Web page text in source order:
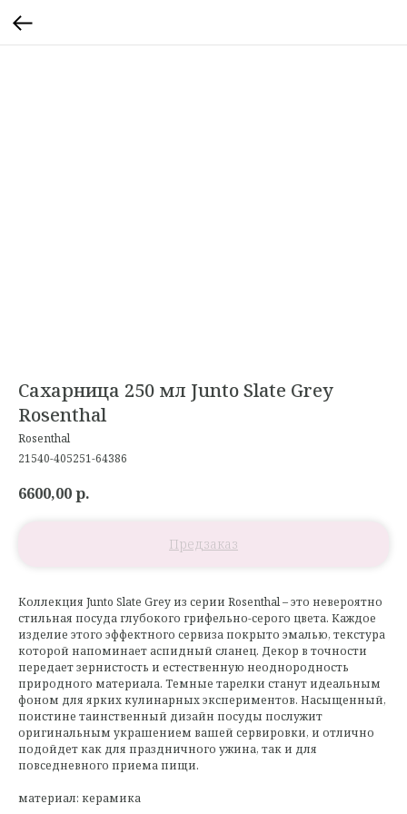
Сахарница 250 мл Junto Slate Grey
Rosenthal
Rosenthal
21540-405251-64386
6600,00р.
Коллекция Junto Slate Grey из серии Rosenthal – это невероятно
стильная посуда глубокого грифельно-серого цвета. Каждое
изделие этого эффектного сервиза покрыто эмалью, текстура
которой напоминает аспидный сланец. Декор в точности
передает зернистость и естественную неоднородность
природного материала. Темные тарелки станут идеальным
фоном для ярких кулинарных экспериментов. Насыщенный,
поистине таинственный дизайн посуды послужит
оригинальным украшением вашей сервировки, и отлично
подойдет как для праздничного ужина, так и для
повседневного приема пищи.
материал: керамика